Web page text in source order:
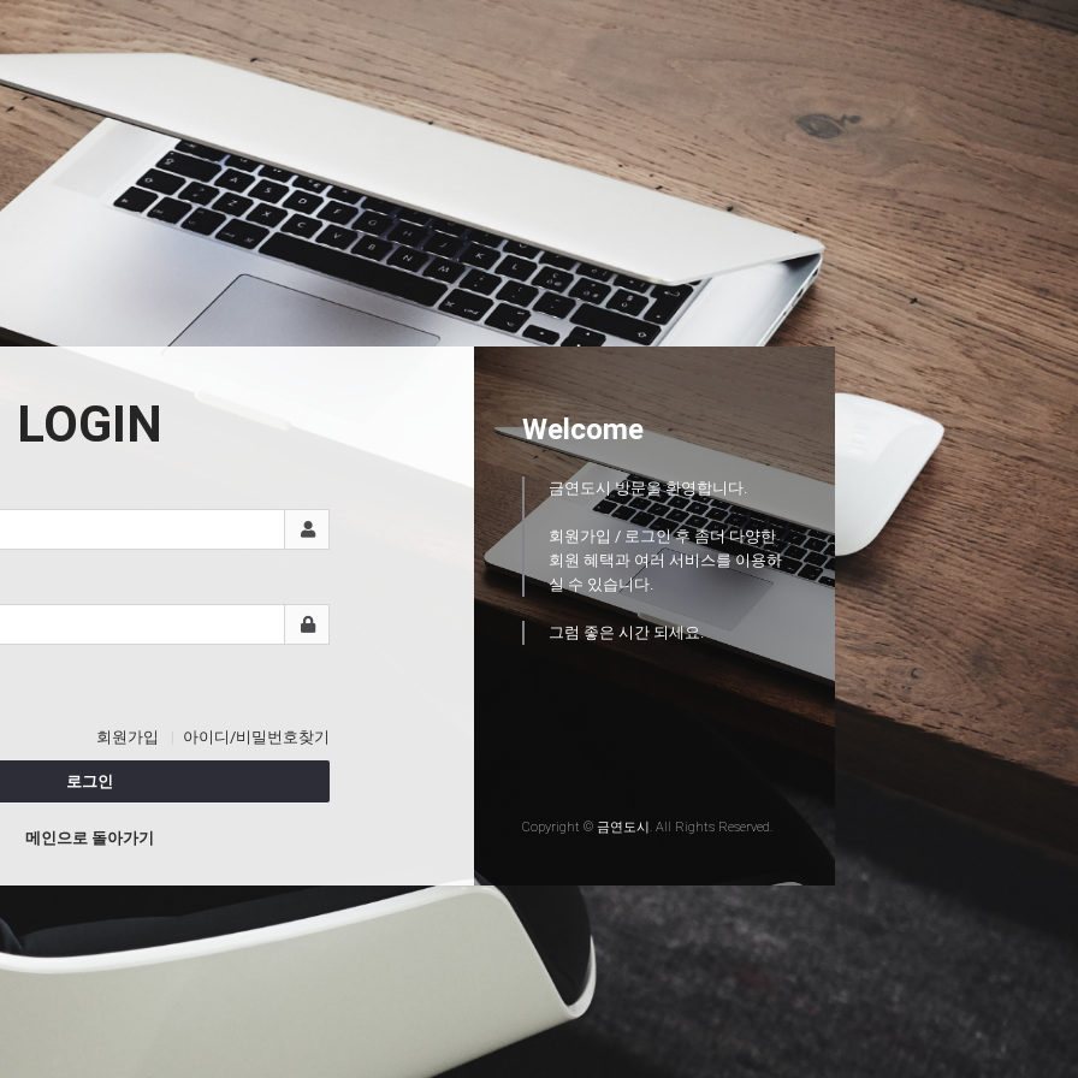
LOGIN
회원가입 아이디/비밀번호찾기
로그인
메인으로 돌아가기
Welcome
금연도시 방문을 환영합니다.
회원가입 / 로그인 후 좀더 다양한
회원 혜택과 여러 서비스를 이용하
실 수 있습니다.
그럼 좋은 시간 되세요.
Copyright © 금연도시. All Rights Reserved.